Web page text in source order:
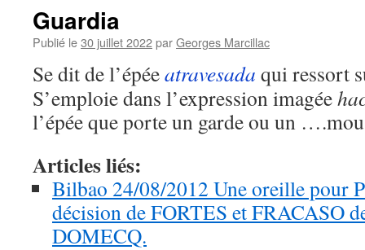
Guardia
Publié le30 juillet 2022parGeorges Marcillac
Se dit de l’épéeatravesada qui ressort
S’emploie dans l’expression imagée
l’épée que porte un garde ou un
Articles liés:
Bilbao 24/08/2012 Une oreille pour
décision de FORTES et FRACASO
DOMECQ.